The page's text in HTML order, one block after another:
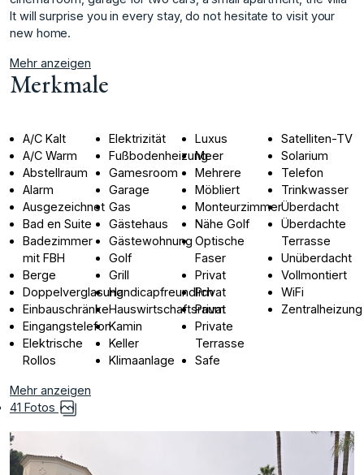
It will surprise you in every stay, do not hesitate to visit your
new home.
Mehr anzeigen
Merkmale
A/C Kalt
A/C Warm
Abstellraum
Alarm
Ausgezeichnet
Bad en Suite
Badezimmer
mit FBH
Berge
Doppelverglasung
Einbauschränke
Eingangstelefon
Elektrische
Rollos
Elektrizität
Fußbodenheizung
Gamesroom
Garage
Gas
Gästehaus
Gästewohnung
Golf
Grill
Handicapfreundlich
Hauswirtschaftsraum
Kamin
Keller
Klimaanlage
Luxus
Meer
Mehrere
Möbliert
Monteurzimmer
Nähe Golf
Optische
Faser
Privat
Privat
Privat
Private
Terrasse
Safe
Satelliten-TV
Solarium
Telefon
Trinkwasser
Überdacht
Überdachte
Terrasse
Unüberdacht
Vollmontiert
WiFi
Zentralheizung
Mehr anzeigen
41 Fotos